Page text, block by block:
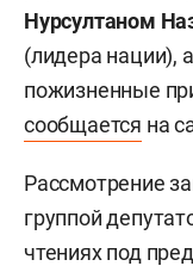
Нурсултаном
(лидера нации),
пожизненные
сообщается на
Рассмотрение
группой
чтениях под